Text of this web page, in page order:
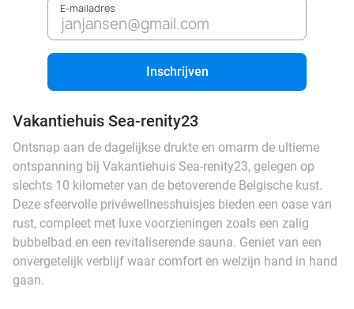
E-mailadres
Inschrijven
Vakantiehuis Sea-renity23
Ontsnap aan de dagelijkse drukte en omarm de ultieme
ontspanning bij Vakantiehuis Sea-renity23, gelegen op
slechts 10 kilometer van de betoverende Belgische kust.
Deze sfeervolle privéwellnesshuisjes bieden een oase van
rust, compleet met luxe voorzieningen zoals een zalig
bubbelbad en een revitaliserende sauna. Geniet van een
onvergetelijk verblijf waar comfort en welzijn hand in hand
gaan.